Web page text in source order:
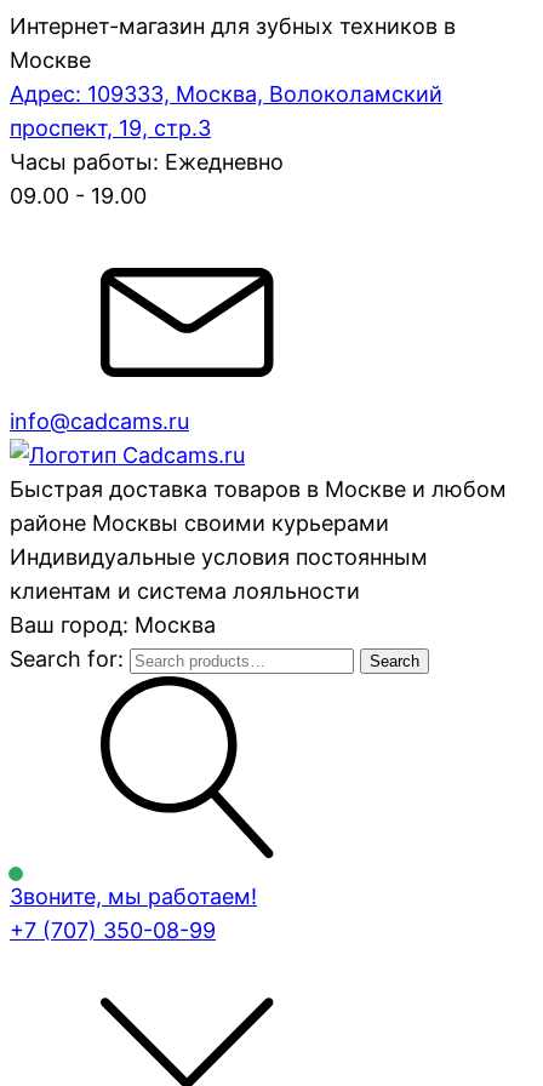
Интернет-магазин для зубных техников в
Москве
Адрес: 109333, Москва, Волоколамский
проспект, 19, стр.3
Часы работы: Ежедневно
09.00 - 19.00
info@cadcams.ru
Быстрая доставка товаров в Москве и любом
районе Москвы своими курьерами
Индивидуальные условия постоянным
клиентам и система лояльности
Ваш город: Москва
Search for:
Search
Звоните, мы работаем!
+7 (707) 350-08-99